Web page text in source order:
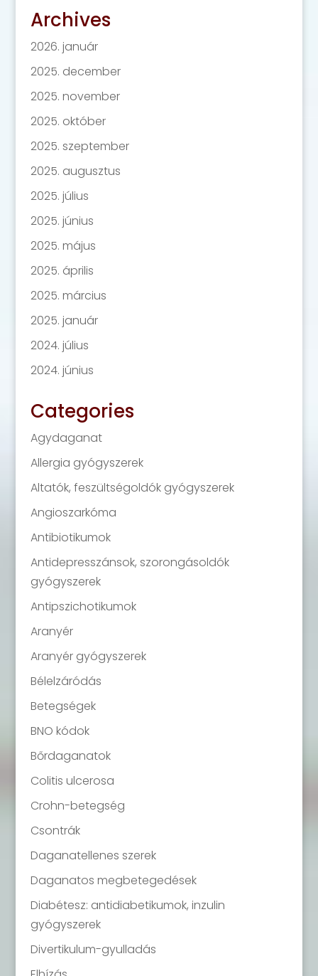
Archives
2026. január
2025. december
2025. november
2025. október
2025. szeptember
2025. augusztus
2025. július
2025. június
2025. május
2025. április
2025. március
2025. január
2024. július
2024. június
Categories
Agydaganat
Allergia gyógyszerek
Altatók, feszültségoldók gyógyszerek
Angioszarkóma
Antibiotikumok
Antidepresszánsok, szorongásoldók
gyógyszerek
Antipszichotikumok
Aranyér
Aranyér gyógyszerek
Bélelzáródás
Betegségek
BNO kódok
Bőrdaganatok
Colitis ulcerosa
Crohn-betegség
Csontrák
Daganatellenes szerek
Daganatos megbetegedések
Diabétesz: antidiabetikumok, inzulin
gyógyszerek
Divertikulum-gyulladás